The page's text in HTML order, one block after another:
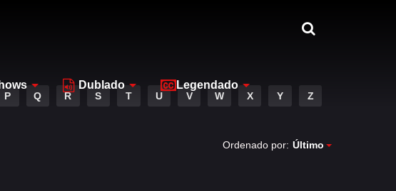
Dublado Legendado
P Q R S T U V W X Y Z
Ordenado por: Último